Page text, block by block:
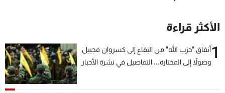
الأكثر قراءة
1أنفاق "حزب الله" من البقاع إلى كسروان فجبيل
وصولاً إلى المختارة... التفاصيل في نشرة الأخبار